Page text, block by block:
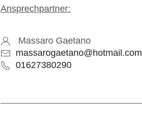
Ansprechpartner:
Massaro Gaetano
massarogaetano@hotmail.com
01627380290